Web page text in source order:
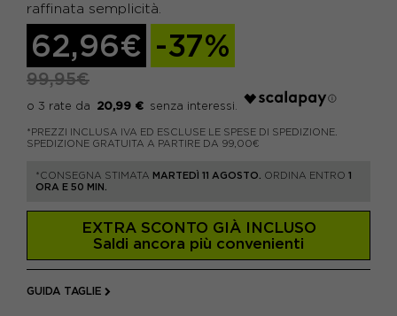
raffinata semplicità.
62,96€ -37%
99,95€
20,99 €
*PREZZI INCLUSA IVA ED ESCLUSE LE SPESE DI SPEDIZIONE.
SPEDIZIONE GRATUITA A PARTIRE DA 99,00€
*CONSEGNA STIMATA MARTEDÌ 11 AGOSTO. ORDINA ENTRO 1
ORA E 50 MIN.
EXTRA SCONTO GIÀ INCLUSO
Saldi ancora più convenienti
GUIDA TAGLIE